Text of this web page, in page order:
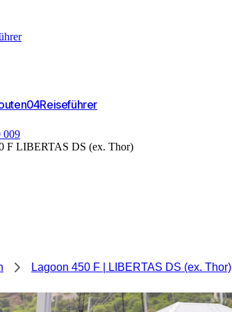
04Reiseführer
009
F LIBERTAS DS (ex. Thor)
Lagoon 450 F | LIBERTAS DS (ex. Thor)